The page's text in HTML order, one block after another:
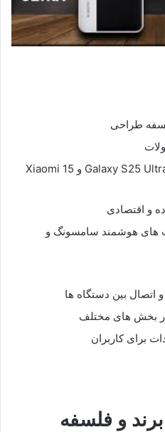
طراحی
بررسی پرچمداران 2025: Galaxy S25 Ultra و Xiaomi 15
و اقتصادی
هوشمند سامسونگ و
بین دستگاه ها
بخش های مختلف
برای کاربران
و فلسفه